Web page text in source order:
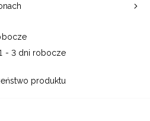
produktu
- 3 dni robocze